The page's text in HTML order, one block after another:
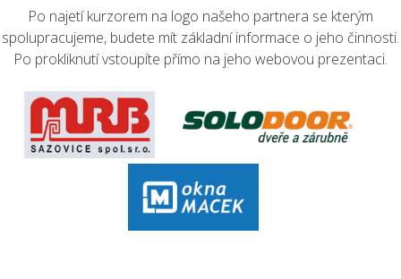
Po najetí kurzorem na logo našeho partnera se kterým
spolupracujeme, budete mít základní informace o jeho činnosti.
Po prokliknutí vstoupíte přímo na jeho webovou prezentaci.